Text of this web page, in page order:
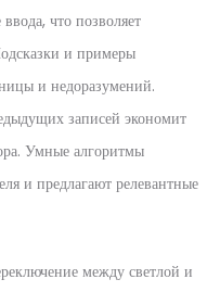
что позволяет
и примеры
и недоразумений.
записей экономит
Умные алгоритмы
и предлагают релевантные
между светлой и